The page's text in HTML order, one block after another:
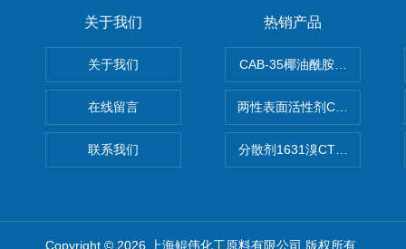
关于我们
关于我们
在线留言
联系我们
热销产品
CAB-35椰油酰胺丙基甜菜碱
两性表面活性剂CAB-30椰油
分散剂1631溴CTAB（十六烷
Copyright © 2026 上海鲲伟化工原料有限公司 版权所有